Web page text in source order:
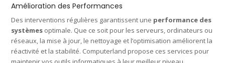
Amélioration des Performances
Des interventions régulières garantissent une performance des
systèmes optimale. Que ce soit pour les serveurs, ordinateurs ou
réseaux, la mise à jour, le nettoyage et l’optimisation améliorent la
réactivité et la stabilité. Computerland propose ces services pour